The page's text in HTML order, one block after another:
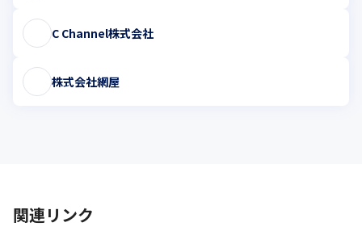
C Channel株式会社
株式会社網屋
関連リンク